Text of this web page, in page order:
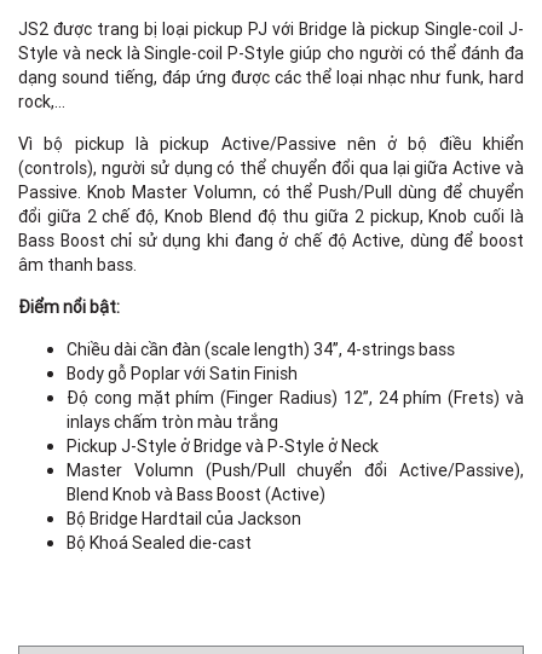
JS2 được trang bị loại pickup PJ với Bridge là pickup Single-coil J-
Style và neck là Single-coil P-Style giúp cho người có thể đánh đa
dạng sound tiếng, đáp ứng được các thể loại nhạc như funk, hard
rock,…
Vì bộ pickup là pickup Active/Passive nên ở bộ điều khiển
(controls), người sử dụng có thể chuyển đổi qua lại giữa Active và
Passive. Knob Master Volumn, có thể Push/Pull dùng để chuyển
đổi giữa 2 chế độ, Knob Blend độ thu giữa 2 pickup, Knob cuối là
Bass Boost chỉ sử dụng khi đang ở chế độ Active, dùng để boost
âm thanh bass.
Điểm nổi bật:
Chiều dài cần đàn (scale length) 34”, 4-strings bass
Body gỗ Poplar với Satin Finish
Độ cong mặt phím (Finger Radius) 12”, 24 phím (Frets) và
inlays chấm tròn màu trắng
Pickup J-Style ở Bridge và P-Style ở Neck
Master Volumn (Push/Pull chuyển đổi Active/Passive),
Blend Knob và Bass Boost (Active)
Bộ Bridge Hardtail của Jackson
Bộ Khoá Sealed die-cast